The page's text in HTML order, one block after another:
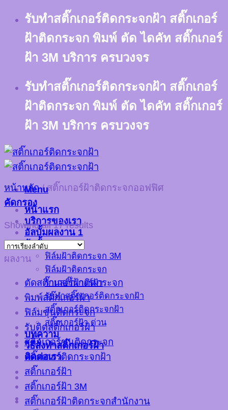
content
รับทำสติ๊กเกอร์ติดกระจกฝ้า สติ๊กเกอร์
ฝ้าติดกระจก พิมพ์ ตัด ไดคัท สติ๊กเกอร์
ฝ้า 3M บริการ ครบวงจร
รับทำสติ๊กเกอร์ติดกระจกฝ้า สติ๊กเกอร์
ฝ้าติดกระจก พิมพ์ ตัด ไดคัท สติ๊กเกอร์
ฝ้า 3M บริการ ครบวงจร
Menu
หน้าแรก
บริการของเรา
อัลบั้มผลงาน 1
อัลบั้มผลงาน 2
ฟิล์มฝ้าติดกระจก 3M
ฟิล์มฝ้าติดกระจก
ร้านสติ๊กเกอร์ฝ้า
รับทำสติ๊กเกอร์ติดกระจกฝ้า
สติ๊กเกอร์ติดกระจกฝ้า
สติ๊กเกอร์ฝ้า ด่วน
บทความ
วิธีสั่งทำสติ๊กเกอร์ฝ้า
ติดต่อเรา
หน้าหลัก /สติ๊กเกอร์ฝ้าติดกระจกออฟฟิศ
คัดกรอง
Showing all 17 results
ผลงาน
ตัดสติ๊กเกอร์ฝ้าติดกระจก
พิมพ์สติ๊กเกอร์ฝ้า
ฟิล์มขุ่นติดกระจก
รับติดสติ๊กเกอร์ฝ้า
สติ๊กเกอร์ขุ่นติดกระจก
สติ๊กเกอร์ติดกระจกฝ้า
สติ๊กเกอร์ฝ้า
สติ๊กเกอร์ฝ้า 3M
สติ๊กเกอร์ฝ้าติดกระจกสำนักงาน